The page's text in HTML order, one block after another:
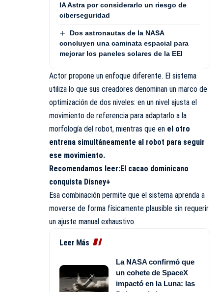
IA Astra por considerarlo un riesgo de
ciberseguridad
Dos astronautas de la NASA
concluyen una caminata espacial para
mejorar los paneles solares de la EEI
Actor propone un enfoque diferente. El sistema
utiliza lo que sus creadores denominan un marco de
optimización de dos niveles: en un nivel ajusta el
movimiento de referencia para adaptarlo a la
morfología del robot, mientras que en el otro
entrena simultáneamente al robot para seguir
ese movimiento.
Recomendamos leer:El cacao dominicano
conquista Disney+
Esa combinación permite que el sistema aprenda a
moverse de forma físicamente plausible sin requerir
un ajuste manual exhaustivo.
Leer Más
La NASA confirmó que
un cohete de SpaceX
impactó en la Luna: las